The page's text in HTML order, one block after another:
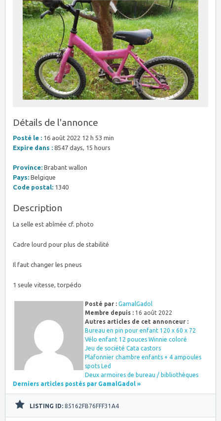
Détails de l'annonce
Posté le : 16 août 2022 12 h 53 min
Expire dans : 8547 days, 15 hours
Province: Brabant wallon
Pays: Belgique
Code postal: 1340
Description
La selle est abîmée cf. photo
Cadre lourd pour plus de stabilité
Il faut changer les pneus
1 seule vitesse, torpédo
Posté par : GamalGadol
Membre depuis : 16 août 2022
Autres articles de cet annonceur :
Bureau en pin pour enfant 120 x 60 x 72
Vélo enfant 12 pouces Winnie coloré
Jeu de société Cata castors
Plafonnier chambre enfants + 4 ampoules
spots Led
Deux armoires de bureau / bibliothèques
Derniers articles postés par GamalGadol »
LISTING ID: 85162FB76FFF31A4